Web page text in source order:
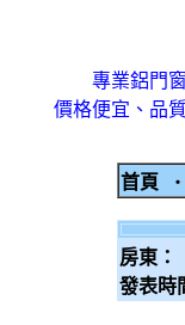
專業鋁門
價格便宜、品
首頁
房東：
發表時